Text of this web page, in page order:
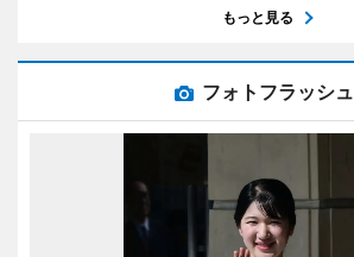
もっと見る
フォトフラッシュ